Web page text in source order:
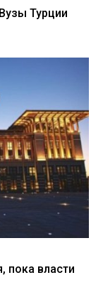
Турции
пока власти